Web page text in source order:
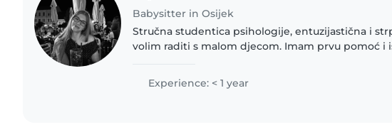
Babysitter in Osijek
Stručna studentica psihologije, entuzijastična i
volim raditi s malom djecom. Imam prvu pomoć i
Experience: < 1 year